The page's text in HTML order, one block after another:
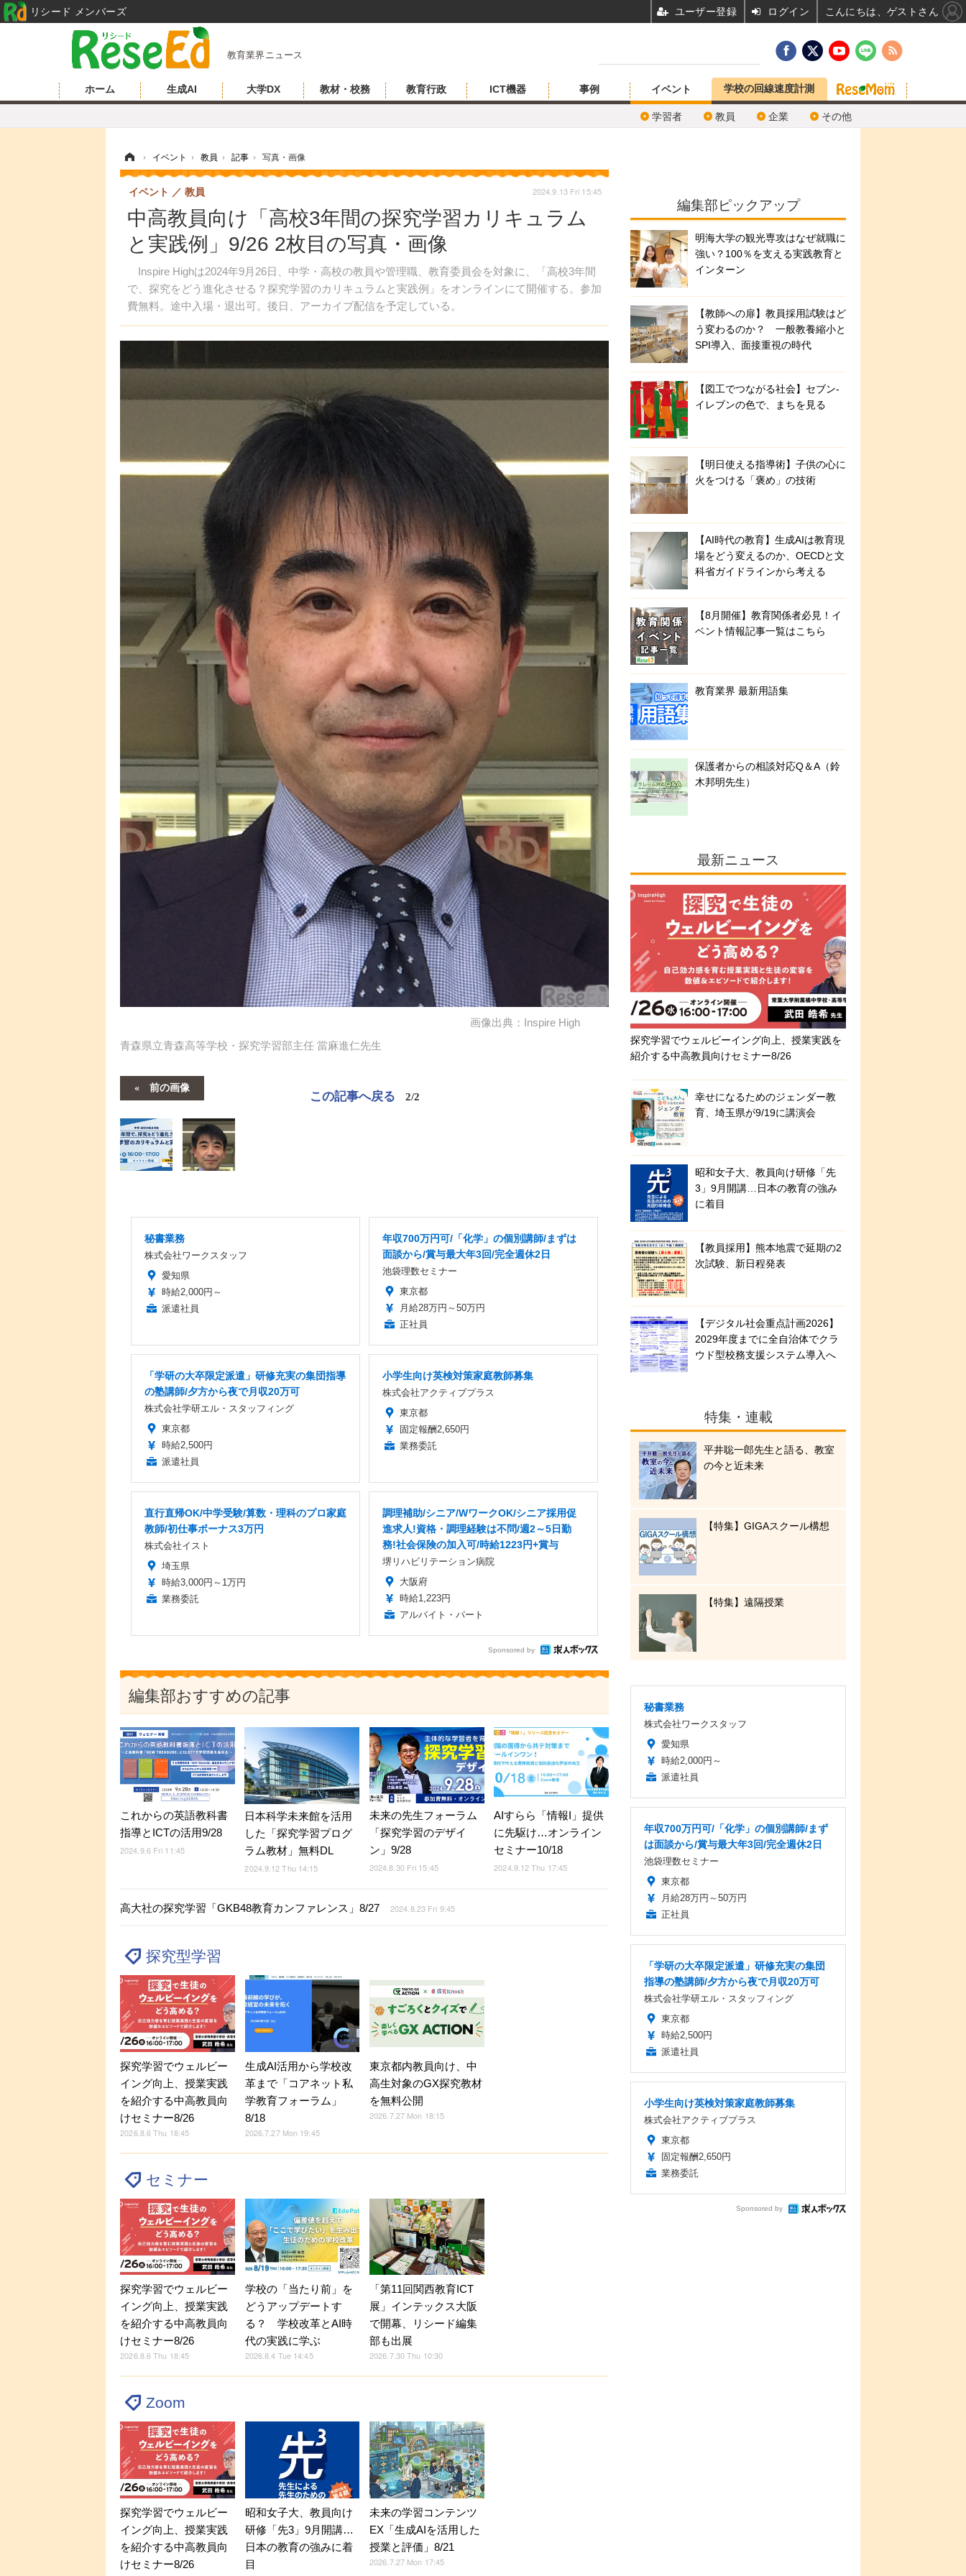
教育業界ニュース
ホーム 生成AI 大学DX 教材・校務 教育行政 ICT機器 事例 イベント
学習者 教員 企業 その他
学校の回線速度計測
› イベント › 教員 › 記事 › 写真・画像
中高教員向け「高校3年間の探究学習カリキュラム
と実践例」9/26 2枚目の写真・画像
Inspire Highは2024年9月26日、中学・高校の教員や管理職、教育委員会を対象に、「高校3年間
で、探究をどう進化させる？探究学習のカリキュラムと実践例」をオンラインにて開催する。参加
費無料。途中入場・退出可。後日、アーカイブ配信を予定している。
イベント 教員 2024.9.13 Fri 15:45
画像出典：Inspire High
青森県立青森高等学校・探究学習部主任 當麻進仁先生
前の画像
この記事へ戻る 2/2
秘書業務
株式会社ワークスタッフ
愛知県
時給2,000円～
派遣社員
年収700万円可/「化学」の個別講師/まずは
面談から/賞与最大年3回/完全週休2日
池袋理数セミナー
東京都
月給28万円～50万円
正社員
「学研の大卒限定派遣」研修充実の集団指導
の塾講師/夕方から夜で月収20万可
株式会社学研エル・スタッフィング
東京都
時給2,500円
派遣社員
小学生向け英検対策家庭教師募集
株式会社アクティブプラス
東京都
固定報酬2,650円
業務委託
直行直帰OK/中学受験/算数・理科のプロ家庭
教師/初仕事ボーナス3万円
株式会社イスト
埼玉県
時給3,000円～1万円
業務委託
調理補助/シニア/WワークOK/シニア採用促
進求人!資格・調理経験は不問/週2～5日勤
務!社会保険の加入可/時給1223円+賞与
堺リハビリテーション病院
大阪府
時給1,223円
アルバイト・パート
Sponsored by
編集部おすすめの記事
これからの英語教科書
指導とICTの活用9/28
2024.9.6 Fri 11:45
日本科学未来館を活用
した「探究学習プログ
ラム教材」無料DL
2024.9.12 Thu 14:15
未来の先生フォーラム
「探究学習のデザイ
ン」9/28
2024.8.30 Fri 15:45
AIすらら「情報I」提供
に先駆け…オンライン
セミナー10/18
2024.9.12 Thu 17:45
高大社の探究学習「GKB48教育カンファレンス」8/27 2024.8.23 Fri 9:45
探究型学習
探究学習でウェルビー
イング向上、授業実践
を紹介する中高教員向
けセミナー8/26
2026.8.6 Thu 18:45
生成AI活用から学校改
革まで「コアネット私
学教育フォーラム」
8/18
2026.7.27 Mon 19:45
東京都内教員向け、中
高生対象のGX探究教材
を無料公開
2026.7.27 Mon 18:15
セミナー
探究学習でウェルビー
イング向上、授業実践
を紹介する中高教員向
けセミナー8/26
2026.8.6 Thu 18:45
学校の「当たり前」を
どうアップデートす
る？ 学校改革とAI時
代の実践に学ぶ
2026.8.4 Tue 14:45
「第11回関西教育ICT
展」インテックス大阪
で開幕、リシード編集
部も出展
2026.7.30 Thu 10:30
Zoom
探究学習でウェルビー
イング向上、授業実践
を紹介する中高教員向
けセミナー8/26
昭和女子大、教員向け
研修「先3」9月開講…
日本の教育の強みに着
目
未来の学習コンテンツ
EX「生成AIを活用した
授業と評価」8/21
2026.7.27 Mon 17:45
編集部ピックアップ
明海大学の観光専攻はなぜ就職に
強い？100％を支える実践教育と
インターン
【教師への扉】教員採用試験はど
う変わるのか？ 一般教養縮小と
SPI導入、面接重視の時代
【図工でつながる社会】セブン‐
イレブンの色で、まちを見る
【明日使える指導術】子供の心に
火をつける「褒め」の技術
【AI時代の教育】生成AIは教育現
場をどう変えるのか、OECDと文
科省ガイドラインから考える
【8月開催】教育関係者必見！イ
ベント情報記事一覧はこちら
教育業界 最新用語集
保護者からの相談対応Q＆A（鈴
木邦明先生）
最新ニュース
探究学習でウェルビーイング向上、授業実践を
紹介する中高教員向けセミナー8/26
幸せになるためのジェンダー教
育、埼玉県が9/19に講演会
昭和女子大、教員向け研修「先
3」9月開講…日本の教育の強み
に着目
【教員採用】熊本地震で延期の2
次試験、新日程発表
【デジタル社会重点計画2026】
2029年度までに全自治体でクラ
ウド型校務支援システム導入へ
特集・連載
平井聡一郎先生と語る、教室
の今と近未来
【特集】GIGAスクール構想
【特集】遠隔授業
秘書業務
株式会社ワークスタッフ
愛知県
時給2,000円～
派遣社員
年収700万円可/「化学」の個別講師/まず
は面談から/賞与最大年3回/完全週休2日
池袋理数セミナー
東京都
月給28万円～50万円
正社員
「学研の大卒限定派遣」研修充実の集団
指導の塾講師/夕方から夜で月収20万可
株式会社学研エル・スタッフィング
東京都
時給2,500円
派遣社員
小学生向け英検対策家庭教師募集
株式会社アクティブプラス
東京都
固定報酬2,650円
業務委託
Sponsored by
リシード メンバーズ ユーザー登録 ログイン こんにちは、ゲストさん